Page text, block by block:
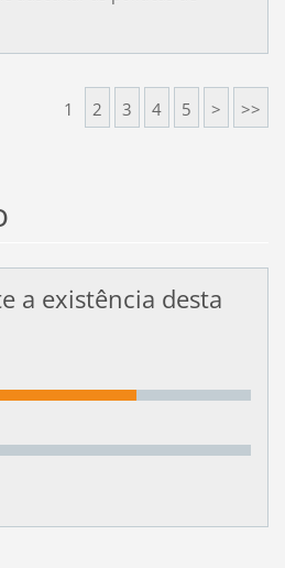
1 2 3 4 5 > >>
a existência desta